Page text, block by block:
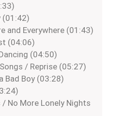
(01:42)
and Everywhere (01:43)
(04:06)
(04:50)
/ Reprise (05:27)
Bad Boy (03:28)
/ No More Lonely Nights